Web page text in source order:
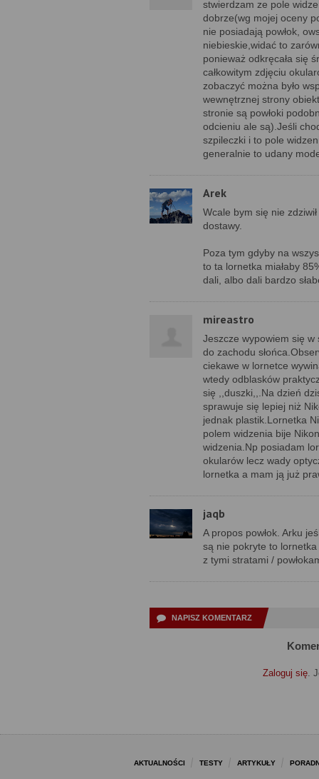
stwierdzam ze pole
dobrze(wg mojej oceny
nie posiadają powłok,
niebieskie,widać to
ponieważ odkręcała się
całkowitym zdjęciu
zobaczyć można było
wewnętrznej strony
stronie są powłoki
odcieniu ale są).Jeśli
szpileczki i to pole
generalnie to udany
Arek
Wcale bym się nie
dostawy.
Poza tym gdyby na
to ta lornetka miałaby
dali, albo dali bardzo
mireastro
Jeszcze wypowiem się w
do zachodu
ciekawe w lornetce
wtedy odblasków
się ,,duszki,,.Na dzień
sprawuje się lepiej niż
jednak plastik.Lornetka
polem widzenia bije
widzenia.Np posiadam
okularów lecz wady
lornetka a mam ją już
jaqb
A propos powłok. Arku
są nie pokryte to
z tymi stratami /
NAPISZ KOMENTARZ
Zaloguj się.
AKTUALNOŚCI TESTY ARTYKUŁY